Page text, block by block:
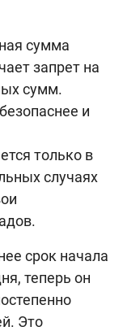
сумма
запрет на
сумм.
и
только в
случаях
срок начала
теперь он
Это